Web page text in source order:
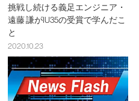
挑戦し続ける義足エンジニア・
遠藤 謙がIU35の受賞で学んだこ
と
2020.10.23